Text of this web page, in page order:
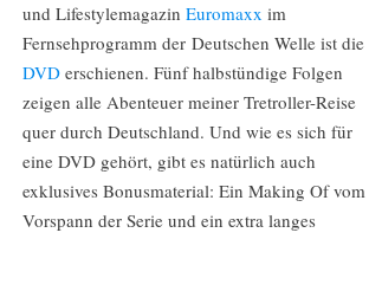
und Lifestylemagazin Euromaxx im
Fernsehprogramm der Deutschen Welle ist die
DVD erschienen. Fünf halbstündige Folgen
zeigen alle Abenteuer meiner Tretroller-Reise
quer durch Deutschland. Und wie es sich für
eine DVD gehört, gibt es natürlich auch
exklusives Bonusmaterial: Ein Making Of vom
Vorspann der Serie und ein extra langes